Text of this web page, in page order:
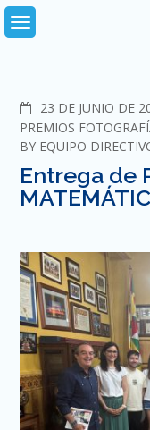
Skip
to
23 DE JUNIO DE
PREMIOS
BY EQUIPO
Entrega de